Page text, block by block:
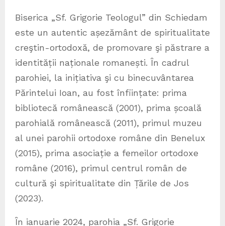
Biserica „Sf. Grigorie Teologul” din Schiedam
este un autentic așezământ de spiritualitate
creştin-ortodoxă, de promovare şi păstrare a
identității naționale romanești. Ȋn cadrul
parohiei, la inițiativa şi cu binecuvântarea
Părintelui Ioan, au fost înființate: prima
bibliotecă românească (2001), prima școală
parohială românească (2011), primul muzeu
al unei parohii ortodoxe române din Benelux
(2015), prima asociație a femeilor ortodoxe
române (2016), primul centrul român de
cultură şi spiritualitate din Țările de Jos
(2023).
Ȋn ianuarie 2024, parohia „Sf. Grigorie